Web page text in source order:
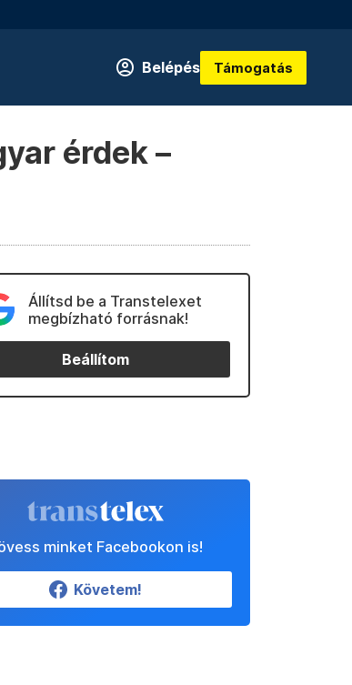
Belépés Támogatás
érdek –
Állítsd be a Transtelexet
megbízható forrásnak!
Beállítom
minket Facebookon is!
Követem!